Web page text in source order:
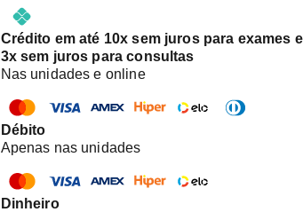
Crédito em até 10x sem juros para exames e
3x sem juros para consultas
Nas unidades e online
Débito
Apenas nas unidades
Dinheiro